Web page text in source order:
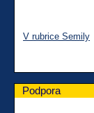
V rubrice Semily
Podpora